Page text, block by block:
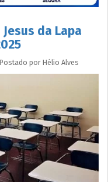
da Lapa
Postado por Hélio Alves